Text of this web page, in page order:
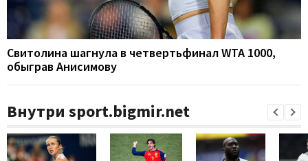
Свитолина шагнула в четвертьфинал WTA 1000,
обыграв Анисимову
Внутри sport.bigmir.net